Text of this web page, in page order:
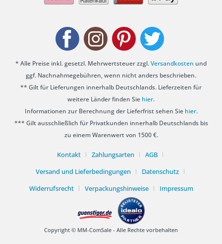
* Alle Preise inkl. gesetzl. Mehrwertsteuer zzgl.Versandkosten und
ggf. Nachnahmegebühren, wenn nicht anders beschrieben.
** Gilt für Lieferungen innerhalb Deutschlands. Lieferzeiten für
weitere Länder finden Sie hier.
Informationen zur Berechnung der Lieferfrist sehen Sie hier.
*** Gilt ausschließlich für Privatkunden innerhalb Deutschlands bis
zu einem Warenwert von 1500 €.
Kontakt Zahlungsarten
AGB
Versand und Lieferbedingungen
Datenschutz
Widerrufsrecht
Verpackungshinweise Impressum
Copyright © MM-ComSale - Alle Rechte vorbehalten